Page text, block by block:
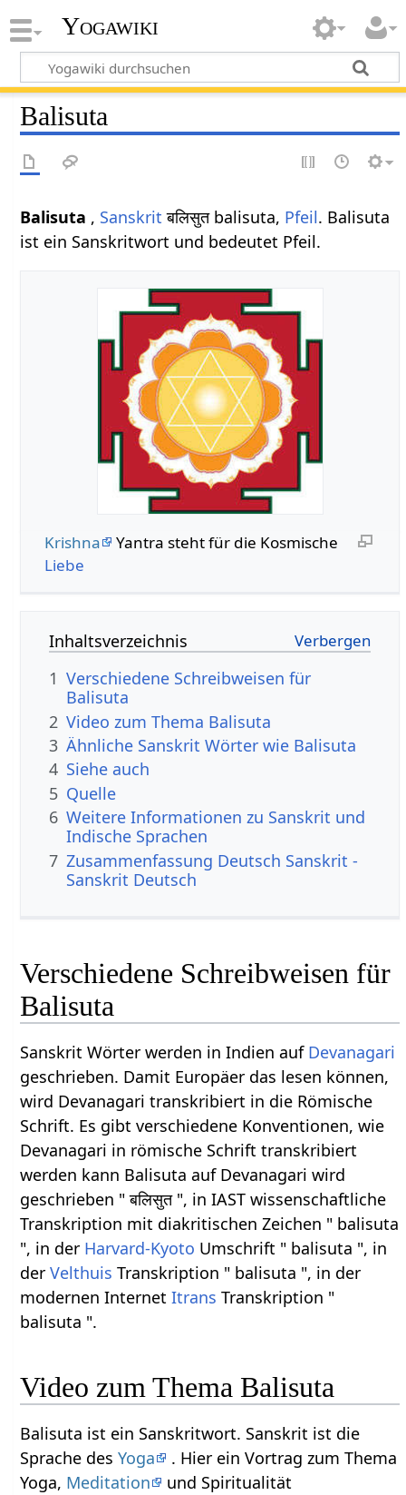
Yogawiki
Balisuta
Balisuta , Sanskrit बलिसुत balisuta, Pfeil. Balisuta
ist ein Sanskritwort und bedeutet Pfeil.
Krishna
Yantra steht für die Kosmische
Liebe
Inhaltsverzeichnis
1 Verschiedene Schreibweisen für
Balisuta
2 Video zum Thema Balisuta
3 Ähnliche Sanskrit Wörter wie Balisuta
4 Siehe auch
5 Quelle
6 Weitere Informationen zu Sanskrit und
Indische Sprachen
7 Zusammenfassung Deutsch Sanskrit -
Sanskrit Deutsch
Verschiedene Schreibweisen für
Balisuta
Sanskrit Wörter werden in Indien auf Devanagari
geschrieben. Damit Europäer das lesen können,
wird Devanagari transkribiert in die Römische
Schrift. Es gibt verschiedene Konventionen, wie
Devanagari in römische Schrift transkribiert
werden kann Balisuta auf Devanagari wird
geschrieben " बलिसुत ", in IAST wissenschaftliche
Transkription mit diakritischen Zeichen " balisuta
", in der Harvard-Kyoto Umschrift " balisuta ", in
derVelthuis Transkription " balisuta ", in der
modernen InternetItrans Transkription "
balisuta ".
Video zum Thema Balisuta
Balisuta ist ein Sanskritwort. Sanskrit ist die
Sprache desYoga
. Hier ein Vortrag zum Thema
Yoga, Meditation und Spiritualität